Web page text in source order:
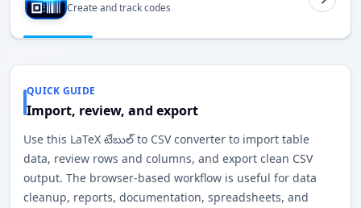
Create and track codes
QUICK GUIDE
Import, review, and export
Use this LaTeX టేబుల్ to CSV converter to import table
data, review rows and columns, and export clean CSV
output. The browser-based workflow is useful for data
cleanup, reports, documentation, spreadsheets, and